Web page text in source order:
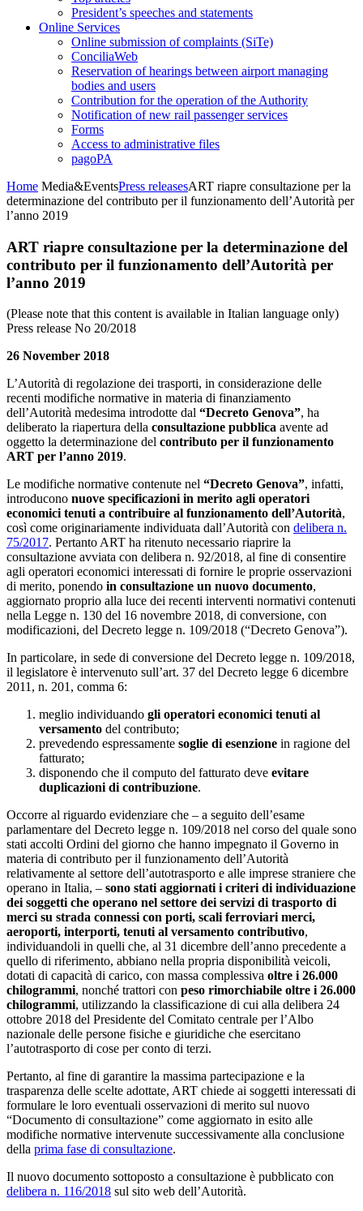
President’s speeches and statements
Online Services
Online submission of complaints (SiTe)
ConciliaWeb
Reservation of hearings between airport managing
bodies and users
Contribution for the operation of the Authority
Notification of new rail passenger services
Forms
Access to administrative files
pagoPA
Home Media&EventsPress releasesART riapre consultazione per la
determinazione del contributo per il funzionamento dell’Autorità per
l’anno 2019
ART riapre consultazione per la determinazione del
contributo per il funzionamento dell’Autorità per
l’anno 2019
(Please note that this content is available in Italian language only)
Press release No 20/2018
26 November 2018
L’Autorità di regolazione dei trasporti, in considerazione delle
recenti modifiche normative in materia di finanziamento
dell’Autorità medesima introdotte dal “Decreto Genova”, ha
deliberato la riapertura della consultazione pubblica avente ad
oggetto la determinazione del contributo per il funzionamento
ART per l’anno 2019.
Le modifiche normative contenute nel “Decreto Genova”, infatti,
introducono nuove specificazioni in merito agli operatori
economici tenuti a contribuire al funzionamento dell’Autorità,
così come originariamente individuata dall’Autorità con delibera n.
75/2017. Pertanto ART ha ritenuto necessario riaprire la
consultazione avviata con delibera n. 92/2018, al fine di consentire
agli operatori economici interessati di fornire le proprie osservazioni
di merito, ponendo in consultazione un nuovo documento,
aggiornato proprio alla luce dei recenti interventi normativi contenuti
nella Legge n. 130 del 16 novembre 2018, di conversione, con
modificazioni, del Decreto legge n. 109/2018 (“Decreto Genova”).
In particolare, in sede di conversione del Decreto legge n. 109/2018,
il legislatore è intervenuto sull’art. 37 del Decreto legge 6 dicembre
2011, n. 201, comma 6:
meglio individuando gli operatori economici tenuti al
versamento del contributo;
prevedendo espressamente soglie di esenzione in ragione del
fatturato;
disponendo che il computo del fatturato deve evitare
duplicazioni di contribuzione.
Occorre al riguardo evidenziare che – a seguito dell’esame
parlamentare del Decreto legge n. 109/2018 nel corso del quale sono
stati accolti Ordini del giorno che hanno impegnato il Governo in
materia di contributo per il funzionamento dell’Autorità
relativamente al settore dell’autotrasporto e alle imprese straniere che
operano in Italia, – sono stati aggiornati i criteri di individuazione
dei soggetti che operano nel settore dei servizi di trasporto di
merci su strada connessi con porti, scali ferroviari merci,
aeroporti, interporti, tenuti al versamento contributivo,
individuandoli in quelli che, al 31 dicembre dell’anno precedente a
quello di riferimento, abbiano nella propria disponibilità veicoli,
dotati di capacità di carico, con massa complessiva oltre i 26.000
chilogrammi, nonché trattori con peso rimorchiabile oltre i 26.000
chilogrammi, utilizzando la classificazione di cui alla delibera 24
ottobre 2018 del Presidente del Comitato centrale per l’Albo
nazionale delle persone fisiche e giuridiche che esercitano
l’autotrasporto di cose per conto di terzi.
Pertanto, al fine di garantire la massima partecipazione e la
trasparenza delle scelte adottate, ART chiede ai soggetti interessati di
formulare le loro eventuali osservazioni di merito sul nuovo
“Documento di consultazione” come aggiornato in esito alle
modifiche normative intervenute successivamente alla conclusione
della prima fase di consultazione.
Il nuovo documento sottoposto a consultazione è pubblicato con
delibera n. 116/2018 sul sito web dell’Autorità.